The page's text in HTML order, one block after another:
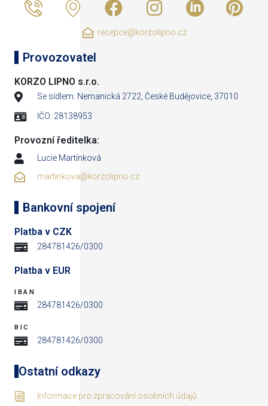
recepce@korzolipno.cz
Provozovatel
KORZO LIPNO s.r.o.
Se sídlem: Nemanická 2722, České Budějovice, 37010
IČO: 28138953
Provozní ředitelka:
Lucie Martínková
martinkova@korzolipno.cz
Bankovní spojení
Platba v CZK
284781426/0300
Platba v EUR
IBAN
284781426/0300
BIC
284781426/0300
Ostatní odkazy
Informace pro zpracování osobních údajů